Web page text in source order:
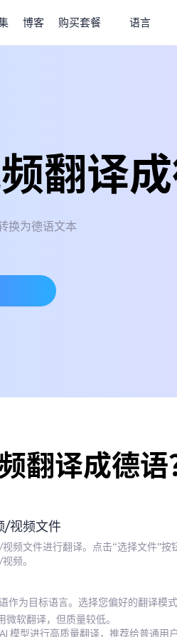
博客 购买套餐 语言
翻译
换为德语文本
翻译成德语
/视频文件
频文件进行翻译。点击“选择文件”
频。
作为目标语言。选择您偏好的翻译模式
软翻译，但质量较低。
模型进行高质量翻译，推荐给普通用户